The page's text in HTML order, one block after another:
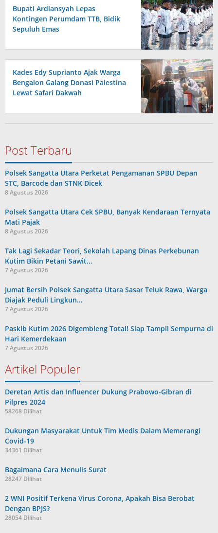
Bupati Ardiansyah Lepas
Kontingen Perumdam TTB, Bidik
Sepuluh Emas
Kades Edy Suprianto Ajak Warga
Bengalon Galang Donasi Palestina
Lewat Safari Dakwah
Post Terbaru
Polsek Sangatta Utara Perketat Pengamanan SPBU Depan
STC, Barcode dan STNK Dicek
8 Agustus 2026
Polsek Sangatta Utara Cek SPBU, Banyak Kendaraan Ternyata
Mati Pajak
8 Agustus 2026
Tak Lagi Sekadar Teori, Sekolah Lapang Dinas Perkebunan
Kutim Bikin Petani Sawit…
7 Agustus 2026
Jumat Bersih Polsek Sangatta Utara Sasar Teluk Rawa, Warga
Diajak Peduli Lingkun…
7 Agustus 2026
Paskib Kutim 2026 Digembleng Total! Siap Tampil Sempurna di
Hari Kemerdekaan
7 Agustus 2026
Artikel Populer
Deretan Artis dan Influencer Dukung Prabowo-Gibran di
Pilpres 2024
58268 Dilihat
Dukungan Masyarakat Untuk Tim Medis Dalam Memerangi
Covid-19
34361 Dilihat
Bagaimana Cara Menulis Surat
28247 Dilihat
2 WNI Positif Terkena Virus Corona, Apakah Bisa Berobat
Dengan BPJS?
28054 Dilihat